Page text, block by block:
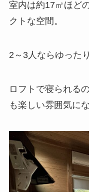
室内は約17㎡ほど
クトな空間。
2～3人ならゆった
ロフトで寝られる
も楽しい雰囲気に